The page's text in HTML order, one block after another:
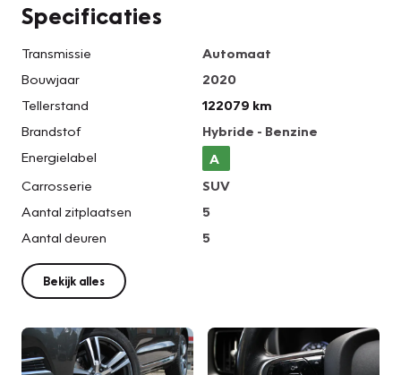
Specificaties
Transmissie
Automaat
Bouwjaar
2020
Tellerstand
122079 km
Brandstof
Hybride - Benzine
Energielabel
A
Carrosserie
SUV
Aantal zitplaatsen
5
Aantal deuren
5
Bekijk alles